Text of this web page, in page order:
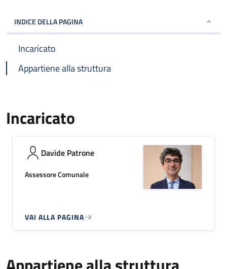
INDICE DELLA PAGINA
Incaricato
Appartiene alla struttura
Incaricato
Davide Patrone
Assessore Comunale
VAI ALLA PAGINA